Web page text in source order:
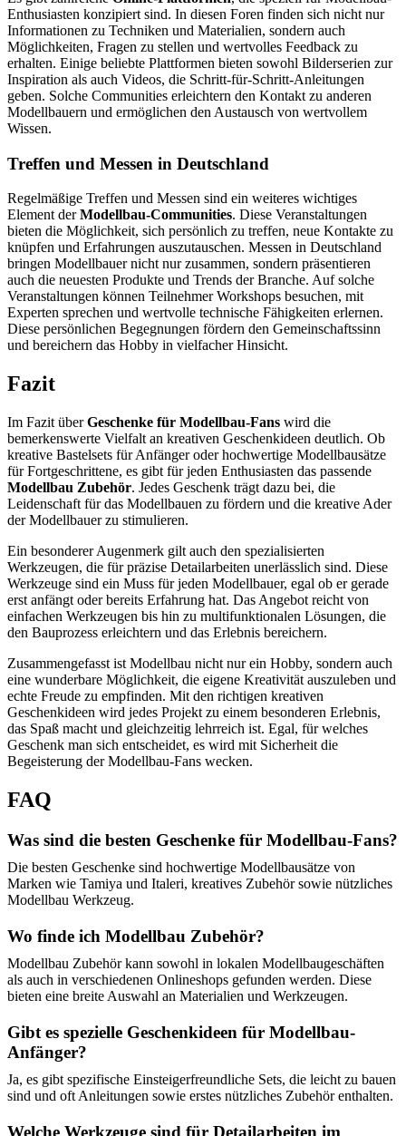
Enthusiasten konzipiert sind. In diesen Foren finden sich nicht nur
Informationen zu Techniken und Materialien, sondern auch
Möglichkeiten, Fragen zu stellen und wertvolles Feedback zu
erhalten. Einige beliebte Plattformen bieten sowohl Bilderserien zur
Inspiration als auch Videos, die Schritt-für-Schritt-Anleitungen
geben. Solche Communities erleichtern den Kontakt zu anderen
Modellbauern und ermöglichen den Austausch von wertvollem
Wissen.
Treffen und Messen in Deutschland
Regelmäßige Treffen und Messen sind ein weiteres wichtiges
Element derModellbau-Communities. Diese Veranstaltungen
bieten die Möglichkeit, sich persönlich zu treffen, neue Kontakte zu
knüpfen und Erfahrungen auszutauschen. Messen in Deutschland
bringen Modellbauer nicht nur zusammen, sondern präsentieren
auch die neuesten Produkte und Trends der Branche. Auf solche
Veranstaltungen können Teilnehmer Workshops besuchen, mit
Experten sprechen und wertvolle technische Fähigkeiten erlernen.
Diese persönlichen Begegnungen fördern den Gemeinschaftssinn
und bereichern das Hobby in vielfacher Hinsicht.
Fazit
Im Fazit überGeschenke für Modellbau-Fans wird die
bemerkenswerte Vielfalt an kreativen Geschenkideen deutlich. Ob
kreative Bastelsets für Anfänger oder hochwertige Modellbausätze
für Fortgeschrittene, es gibt für jeden Enthusiasten das passende
Modellbau Zubehör. Jedes Geschenk trägt dazu bei, die
Leidenschaft für das Modellbauen zu fördern und die kreative Ader
der Modellbauer zu stimulieren.
Ein besonderer Augenmerk gilt auch den spezialisierten
Werkzeugen, die für präzise Detailarbeiten unerlässlich sind. Diese
Werkzeuge sind ein Muss für jeden Modellbauer, egal ob er gerade
erst anfängt oder bereits Erfahrung hat. Das Angebot reicht von
einfachen Werkzeugen bis hin zu multifunktionalen Lösungen, die
den Bauprozess erleichtern und das Erlebnis bereichern.
Zusammengefasst ist Modellbau nicht nur ein Hobby, sondern auch
eine wunderbare Möglichkeit, die eigene Kreativität auszuleben und
echte Freude zu empfinden. Mit den richtigen kreativen
Geschenkideen wird jedes Projekt zu einem besonderen Erlebnis,
das Spaß macht und gleichzeitig lehrreich ist. Egal, für welches
Geschenk man sich entscheidet, es wird mit Sicherheit die
Begeisterung der Modellbau-Fans wecken.
FAQ
Was sind die besten Geschenke für Modellbau-Fans?
Die besten Geschenke sind hochwertige Modellbausätze von
Marken wie Tamiya und Italeri, kreatives Zubehör sowie nützliches
Modellbau Werkzeug.
Wo finde ich Modellbau Zubehör?
Modellbau Zubehör kann sowohl in lokalen Modellbaugeschäften
als auch in verschiedenen Onlineshops gefunden werden. Diese
bieten eine breite Auswahl an Materialien und Werkzeugen.
Gibt es spezielle Geschenkideen für Modellbau-
Anfänger?
Ja, es gibt spezifische Einsteigerfreundliche Sets, die leicht zu bauen
sind und oft Anleitungen sowie erstes nützliches Zubehör enthalten.
Welche Werkzeuge sind für Detailarbeiten im